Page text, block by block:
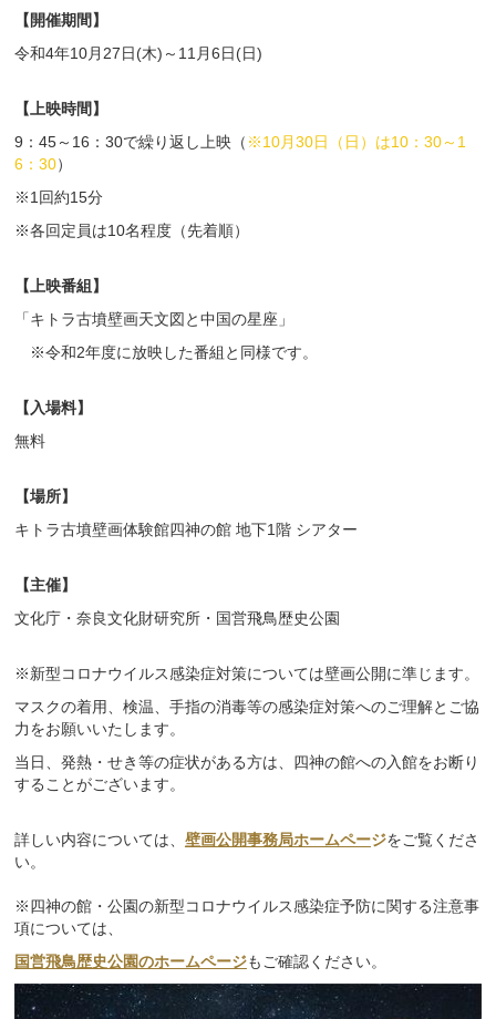
【開催期間】
令和4年10月27日(木)～11月6日(日)
【上映時間】
9：45～16：30で繰り返し上映（ ※10月30日（日）は10：30～1
6：30）
※1回約15分
※各回定員は10名程度（先着順）
【上映番組】
「キトラ古墳壁画天文図と中国の星座」
※令和2年度に放映した番組と同様です。
【入場料】
無料
【場所】
キトラ古墳壁画体験館四神の館 地下1階 シアター
【主催】
文化庁・奈良文化財研究所・国営飛鳥歴史公園
※新型コロナウイルス感染症対策については壁画公開に準じます。
マスクの着用、検温、手指の消毒等の感染症対策へのご理解とご協
力をお願いいたします。
当日、発熱・せき等の症状がある方は、四神の館への入館をお断り
することがございます。
詳しい内容については、 壁画公開事務局ホームページをご覧くださ
い。
※四神の館・公園の新型コロナウイルス感染症予防に関する注意事
項については、
国営飛鳥歴史公園のホームページもご確認ください。